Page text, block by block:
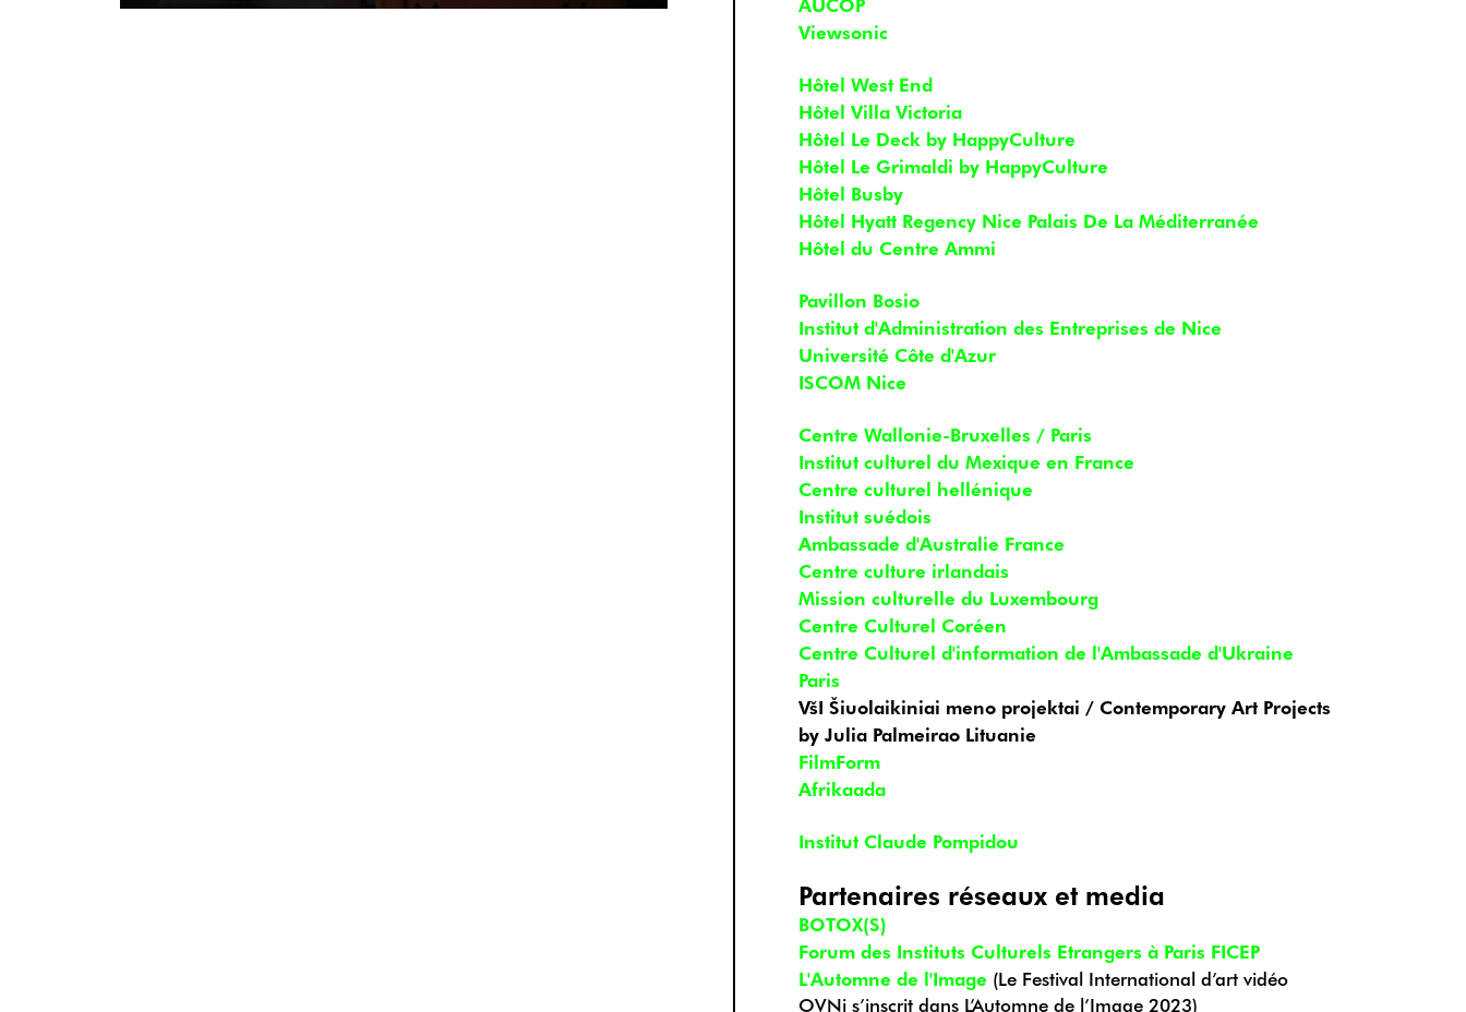
Viewsonic
Hôtel West End
Hôtel Villa Victoria
Hôtel Le Deck by HappyCulture
Hôtel Le Grimaldi by HappyCulture
Hôtel Busby
Hôtel Hyatt Regency Nice Palais De La Méditerranée
Hôtel du Centre Ammi
Pavillon Bosio
Institut d'Administration des Entreprises de Nice
Université Côte d'Azur
ISCOM Nice
Centre Wallonie-Bruxelles / Paris
Institut culturel du Mexique en France
Centre culturel hellénique
Institut suédois
Ambassade d'Australie France
Centre culture irlandais
Mission culturelle du Luxembourg
Centre Culturel Coréen
Centre Culturel d'information de l'Ambassade d'Ukraine
Paris
VšI Šiuolaikiniai meno projektai / Contemporary Art Projects
by Julia Palmeirao Lituanie
FilmForm
Afrikaada
Institut Claude Pompidou
Partenaires réseaux et media
BOTOX(S)
Forum des Instituts Culturels Etrangers à Paris FICEP
L'Automne de l'Image (Le Festival International d’art vidéo
OVNi s’inscrit dans L’Automne de l’Image 2023)